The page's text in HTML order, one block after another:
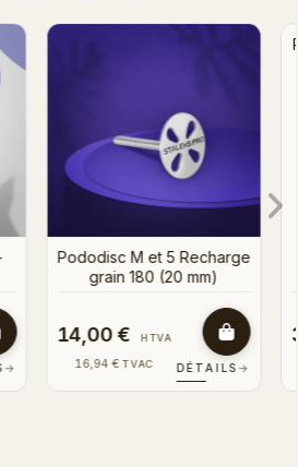
M 180
Foot File 100/180
3,00 € HTVA
3,63 € TVAC DÉTAILS